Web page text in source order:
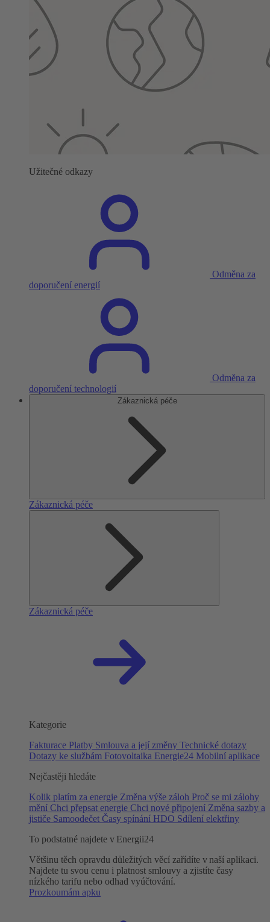
Užitečné odkazy
Odměna za
doporučení energií
Odměna za
doporučení technologií
Zákaznická péče
Zákaznická péče
Zákaznická péče
Kategorie
Fakturace Platby Smlouva a její změny Technické dotazy
Dotazy ke službám Fotovoltaika Energie24 Mobilní aplikace
Nejčastěji hledáte
Kolik platím za energie Změna výše záloh Proč se mi zálohy
mění Chci přepsat energie Chci nové připojení Změna sazby a
jističe Samoodečet Časy spínání HDO Sdílení elektřiny
To podstatné najdete v Energii24
Většinu těch opravdu důležitých věcí zařídíte v naší aplikaci.
Najdete tu svou cenu i platnost smlouvy a zjistíte časy
nízkého tarifu nebo odhad vyúčtování.
Prozkoumám apku